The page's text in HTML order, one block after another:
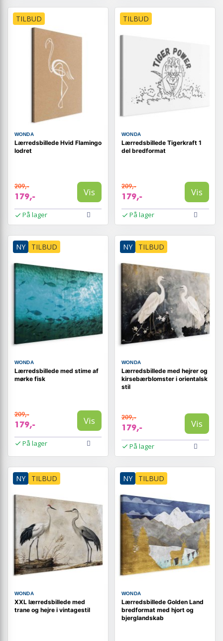
TILBUD
WONDA
Lærredsbillede Hvid Flamingo
lodret
209,-
179,- Vis
På lager
TILBUD
WONDA
Lærredsbillede Tigerkraft 1
del bredformat
209,-
179,- Vis
På lager
NY TILBUD
WONDA
Lærredsbillede med stime af
mørke fisk
209,-
179,- Vis
På lager
NY TILBUD
WONDA
Lærredsbillede med hejrer og
kirsebærblomster i orientalsk
stil
209,-
179,- Vis
På lager
NY TILBUD
WONDA
XXL lærredsbillede med
trane og hejre i vintagestil
NY TILBUD
WONDA
Lærredsbillede Golden Land
bredformat med hjort og
bjerglandskab